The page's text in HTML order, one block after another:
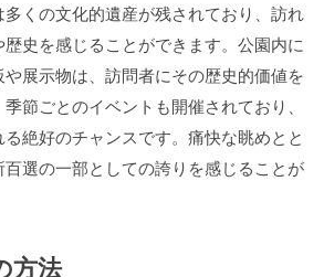
くの文化的遺産が残されており、訪れ
史を感じることができます。公園内に
展示物は、訪問者にその歴史的価値を
節ごとのイベントも開催されており、
絶好のチャンスです。痛快な眺めとと
百選の一部としての誇りを感じることが
方法